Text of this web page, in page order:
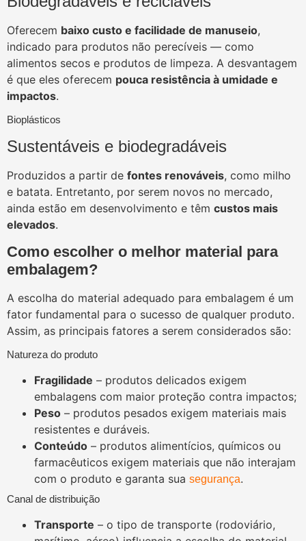
Oferecem baixo custo e facilidade de manuseio,
indicado para produtos não perecíveis — como
alimentos secos e produtos de limpeza. A desvantagem
é que eles oferecem pouca resistência à umidade e
impactos.
Bioplásticos
Sustentáveis e biodegradáveis
Produzidos a partir de fontes renováveis, como milho
e batata. Entretanto, por serem novos no mercado,
ainda estão em desenvolvimento e têm custos mais
elevados.
Como escolher o melhor material para
embalagem?
A escolha do material adequado para embalagem é um
fator fundamental para o sucesso de qualquer produto.
Assim, as principais fatores a serem considerados são:
Natureza do produto
Fragilidade – produtos delicados exigem
embalagens com maior proteção contra impactos;
Peso – produtos pesados exigem materiais mais
resistentes e duráveis.
Conteúdo – produtos alimentícios, químicos ou
farmacêuticos exigem materiais que não interajam
com o produto e garanta sua segurança.
Canal de distribuição
Transporte – o tipo de transporte (rodoviário,